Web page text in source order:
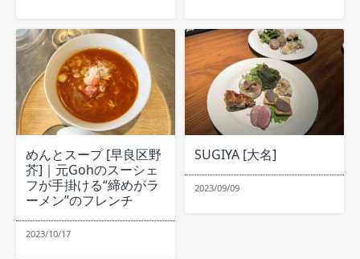
めんとスープ [早良区野
芥]｜元Gohのスーシェ
フが手掛ける“締めがラ
ーメン”のフレンチ
2023/10/17
SUGIYA [大名]
2023/09/09